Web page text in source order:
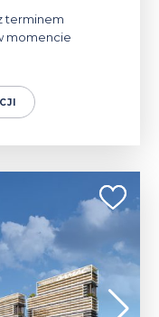
terminem
momencie